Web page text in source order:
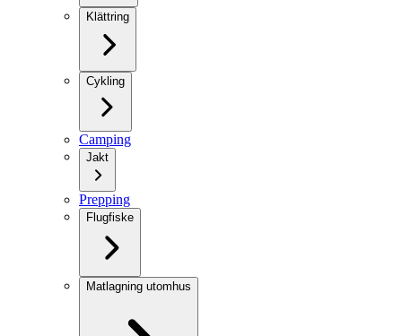
Klättring
Cykling
Camping
Jakt
Prepping
Flugfiske
Matlagning utomhus